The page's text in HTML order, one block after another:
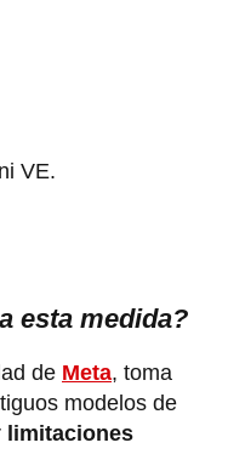
VE.
esta medida?
de Meta, toma
modelos de
limitaciones